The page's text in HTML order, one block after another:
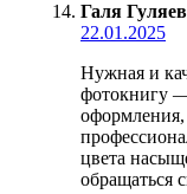
Галя
22.01.2025
Нужная и
фотокнигу —
цвета
обращаться